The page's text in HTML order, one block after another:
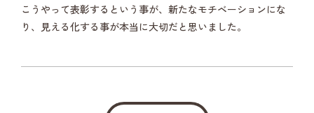
こうやって表彰するという事が、新たなモチベーションにな
り、見える化する事が本当に大切だと思いました。